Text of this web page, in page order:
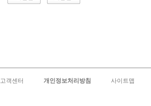
고객센터 개인정보처리방침 사이트맵